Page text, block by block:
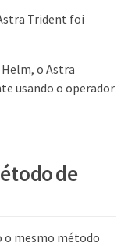
Trident foi
o Astra
usando o operador
de
o mesmo método